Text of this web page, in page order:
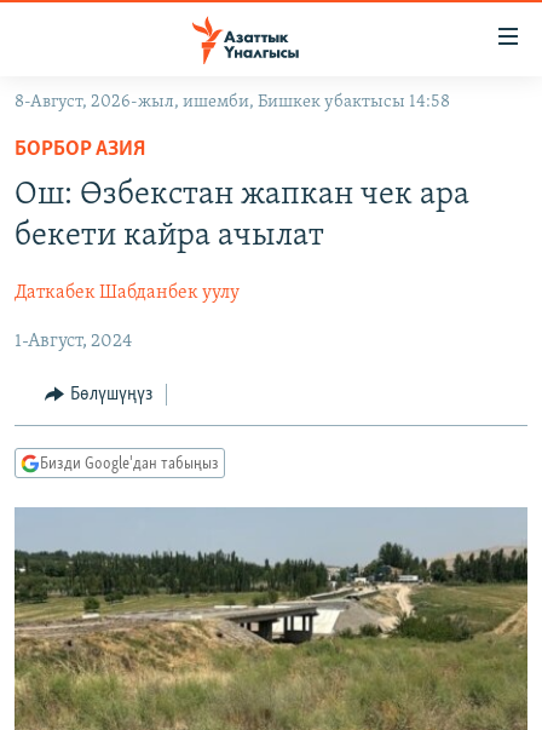
Навигацияга
өтүңүз
Издөөгө
салыңыз
КЫРГЫЗСТАН
ЭКОНОМИКА
МАДАНИЯТ
ДҮЙНӨ
БОРБОР АЗИЯ
АТАЙЫН ИЛИКТӨӨ
ТВ ПРОГРАММАЛАР
БҮГҮН АЗАТТЫКТА
БИЗ ЖАНА ДҮЙНӨ
ЭЖЕ-СИҢДИЛЕР
АЗАТТЫК+
ЫҢГАЙСЫЗ СУРООЛОР
ПОДКАСТ
ӨЗГӨЧӨ ПИКИР
ОНЛАЙН ШЕРИНЕ
8-Август, 2026-жыл, ишемби, Бишкек убактысы 14:58
БОРБОР АЗИЯ
Ош: Өзбекстан жапкан чек ара
бекети кайра ачылат
Даткабек Шабданбек уулу
1-Август, 2024
Бөлүшүңүз
Бизди Google'дан табыңыз